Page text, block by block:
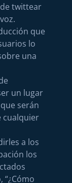
twittear
que
lo
una
un lugar
serán
cualquier
a los
los